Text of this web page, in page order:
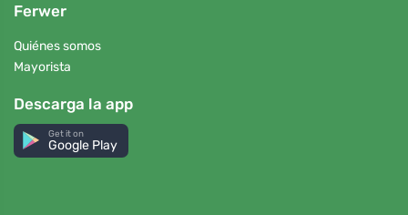
Ferwer
Quiénes somos
Mayorista
Descarga la app
Get it on
Google Play